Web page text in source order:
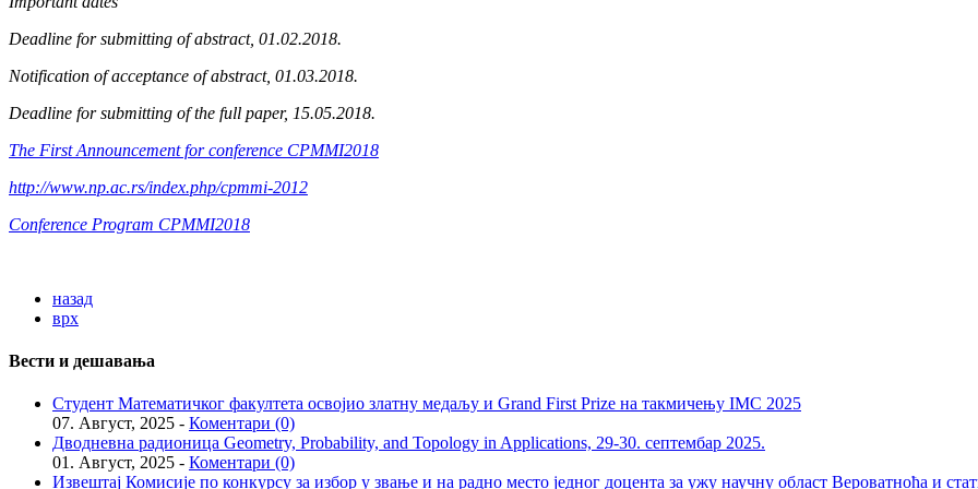
Deadline for submitting of abstract, 01.02.2018.
Notification of acceptance of abstract, 01.03.2018.
Deadline for submitting of the full paper, 15.05.2018.
The First Announcement for conference CPMMI2018
http://www.np.ac.rs/index.php/cpmmi-2012
Conference Program CPMMI2018
назад
врх
Вести и дешавања
Студент Математичког факултета освојио златну медаљу и Grand First Prize на такмичењу IMC 2025
07. Август, 2025 - Коментари (0)
Дводневна радионица Geometry, Probability, and Topology in Applications, 29-30. септембар 2025.
01. Август, 2025 - Коментари (0)
Извештај Комисије по конкурсу за избор у звање и на радно место једног доцента за ужу научну област Вероватноћа и